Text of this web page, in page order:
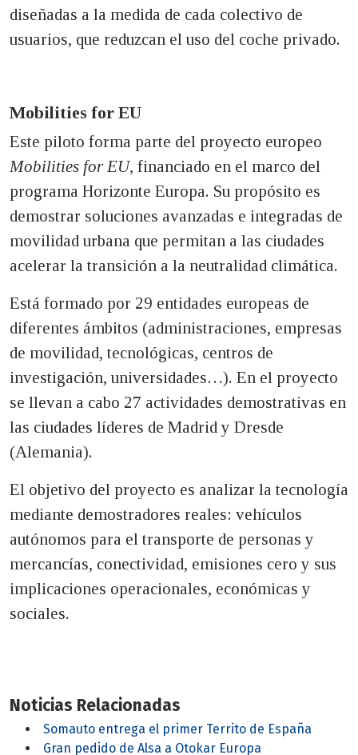
diseñadas a la medida de cada colectivo de
usuarios, que reduzcan el uso del coche privado.
Mobilities for EU
Este piloto forma parte del proyecto europeo
Mobilities for EU, financiado en el marco del
programa Horizonte Europa. Su propósito es
demostrar soluciones avanzadas e integradas de
movilidad urbana que permitan a las ciudades
acelerar la transición a la neutralidad climática.
Está formado por 29 entidades europeas de
diferentes ámbitos (administraciones, empresas
de movilidad, tecnológicas, centros de
investigación, universidades…). En el proyecto
se llevan a cabo 27 actividades demostrativas en
las ciudades líderes de Madrid y Dresde
(Alemania).
El objetivo del proyecto es analizar la tecnología
mediante demostradores reales: vehículos
autónomos para el transporte de personas y
mercancías, conectividad, emisiones cero y sus
implicaciones operacionales, económicas y
sociales.
Noticias Relacionadas
Somauto entrega el primer Territo de España
Gran pedido de Alsa a Otokar Europa